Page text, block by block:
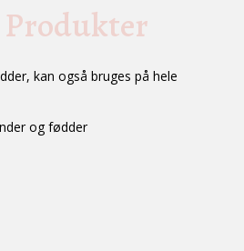
Produkter
kan også bruges på hele
og fødder